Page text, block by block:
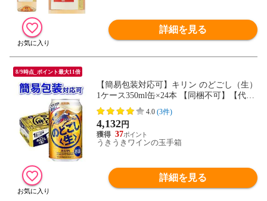
詳細を見る
8/9時点_ポイント最大11倍
【簡易包装対応可】キリン のどごし（生）
1ケース350ml缶×24本 【同梱不可】【代引
不可】
4.0 (3件)
4,132円
37
うきうきワインの玉手箱
詳細を見る